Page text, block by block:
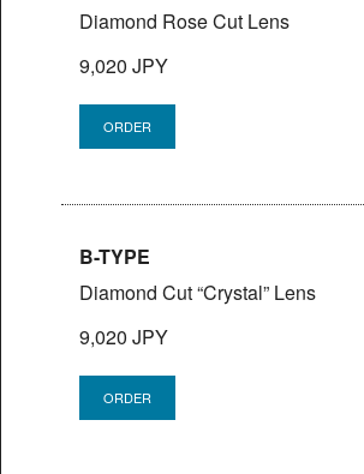
Diamond Rose Cut Lens
9,020 JPY
B-TYPE
Diamond Cut “Crystal” Lens
9,020 JPY